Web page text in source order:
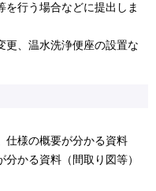
を行う場合などに提出しま
更、温水洗浄便座の設置な
仕様の概要が分かる資料
分かる資料（間取り図等）